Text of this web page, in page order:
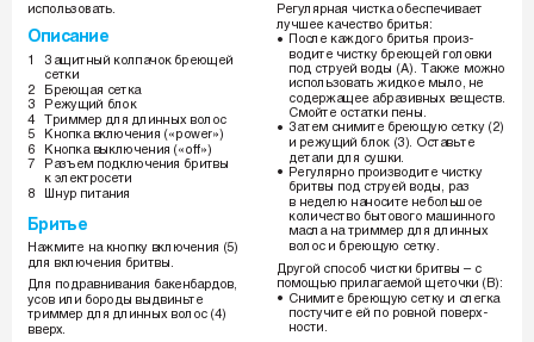
ËÒÔÓÎ¸ÁÓ‚‡Ú¸.
Регулярная чистка обеспечивает
лучшее качество бритья:
Описание •
После каждого бритья произ-
водите чистку бреющей головки
1 Защитный колпачок бреющей
под струей воды (А). Также можно
сетки
использовать жидкое мыло, не
2 Бреющая сетка
содержащее абразивных веществ.
3 Режущий блок
Смойте остатки пены.
4 Триммер для длинных волос
• Затем снимите бреющую сетку (2)
5 Кнопка включения («power»)
и режущий блок (3). Оставьте
6 Кнопка выключения («off»)
детали для сушки.
7 Разъем подключения бритвы
• Регулярно производите чистку
к электросети
бритвы под струей воды, раз
8 Шнур питания
в неделю наносите небольшое
количество бытового машинного
Бритье масла на триммер для длинных
Нажмите на кнопку включения (5)
волос и бреющую сетку.
для включения бритвы.
Другой способ чистки бритвы – с
Для подравнивания бакенбардов,
помощью прилагаемой щеточки (В):
усов или бороды выдвиньте • Снимите бреющую сетку и слегка
триммер для длинных волос (4) постучите ей по ровной поверх-
вверх. ности.